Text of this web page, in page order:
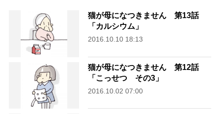
猫が母になつきません 第13話
「カルシウム」
2016.10.10 18:13
猫が母になつきません 第12話
「こっせつ その3」
2016.10.02 07:00